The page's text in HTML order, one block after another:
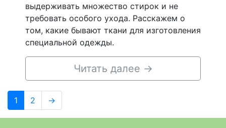
выдерживать множество стирок и не
требовать особого ухода. Расскажем о
том, какие бывают ткани для изготовления
специальной одежды.
Читать далее →
Навигация
по
Page
1 Page
2 →